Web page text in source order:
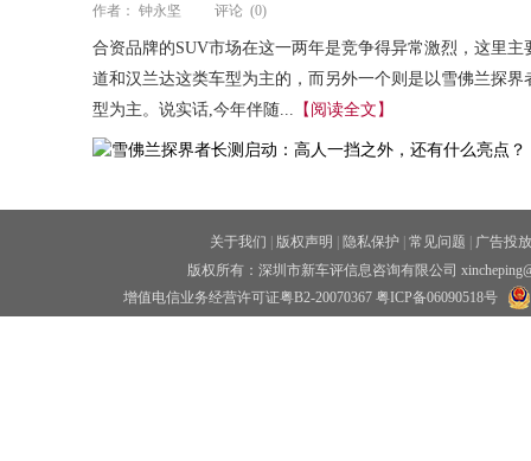
作者： 钟永坚 评论 (0)
合资品牌的SUV市场在这一两年是竞争得异常激烈，这里
道和汉兰达这类车型为主的，而另外一个则是以雪佛兰探界
型为主。说实话,今年伴随... 【阅读全文】
关于我们 版权声明 隐私保护 常见问题
广告投放
版权所有：深圳市新车评信息咨询有限公司
增值电信业务经营许可证粤B2-20070367 粤ICP备06090518号